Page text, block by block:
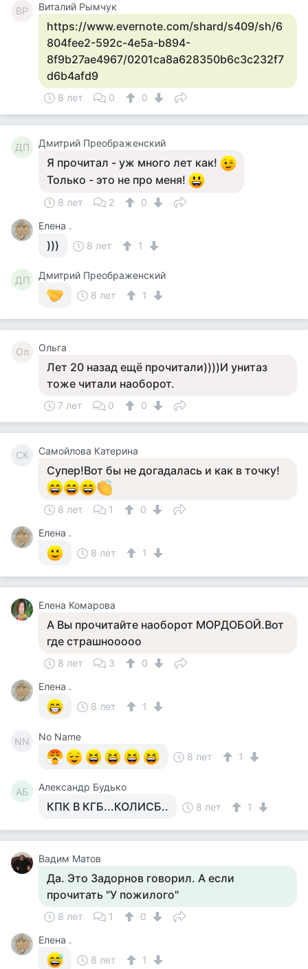
ВР Виталий Рымчук
https://www.evernote.com/shard/s409/sh/6
804fee2-592c-4e5a-b894-
8f9b27ae4967/0201ca8a628350b6c3c232f7
d6b4afd9
8 лет 0 0
ДП Дмитрий Преображенский
Я прочитал - уж много лет как!
Только - это не про меня!
8 лет 2
0
Елена .
))) 8 лет 1
ДП
Дмитрий Преображенский
8 лет
1
Ол Ольга
Лет 20 назад ещё прочитали))))И унитаз
тоже читали наоборот.
7 лет 0 0
СК Самойлова Катерина
Супер!Вот бы не догадалась и как в точку!
8 лет 1
0
Елена .
8 лет
1
Елена Комарова
А Вы прочитайте наоборот МОРДОБОЙ.Вот
где страшнооооо
8 лет 3
0
Елена .
8 лет
1
NN
No Name
8 лет
1
АБ Александр Будько
КПК В КГБ...КОЛИСБ.. 8 лет 1
Вадим Матов
Да. Это Задорнов говорил. А если
прочитать "У пожилого"
8 лет 1
0
Елена .
8 лет
1